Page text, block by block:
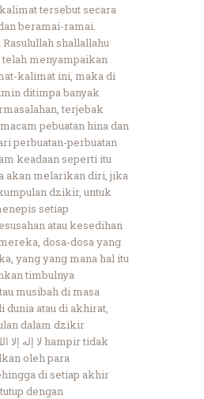
tersebut secara
beramai-ramai.
shallallahu
telah menyampaikan
kalimat ini, maka di
ditimpa banyak
terjebak
pebuatan hina dan
perbuatan-perbuatan
keadaan seperti itu
akan melarikan diri, jika
dzikir, untuk
setiap
atau kesedihan
dosa-dosa yang
yang yang mana hal itu
timbulnya
musibah di masa
dunia atau di akhirat,
dalam dzikir
oleh para
di setiap akhir
dengan